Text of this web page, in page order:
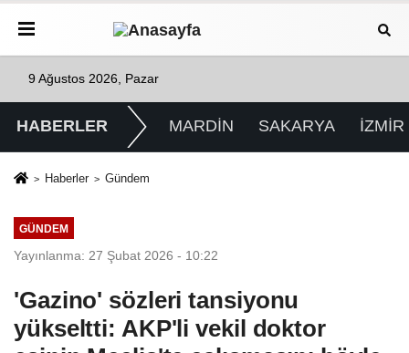
9 Ağustos 2026, Pazar
HABERLER MARDİN SAKARYA İZMİR
Haberler Gündem
GÜNDEM
Yayınlanma: 27 Şubat 2026 - 10:22
'Gazino' sözleri tansiyonu
yükseltti: AKP'li vekil doktor